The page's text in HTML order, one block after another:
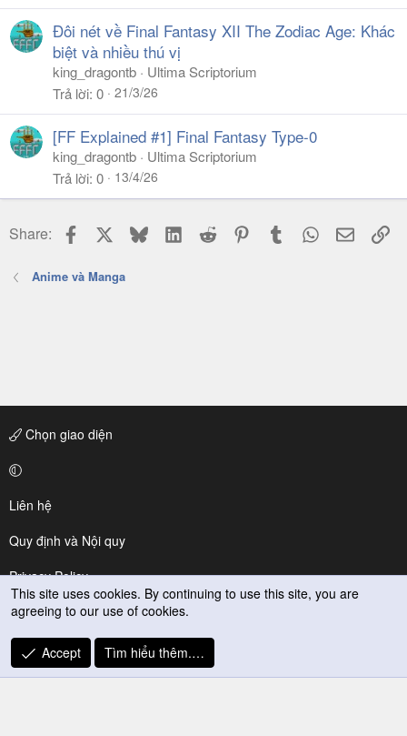
Đôi nét về Final Fantasy XII The Zodiac Age: Khác
biệt và nhiều thú vị
king_dragontb
Ultima Scriptorium
Trả lời 0 21/3/26
[FF Explained #1] Final Fantasy Type-0
king_dragontb
Ultima Scriptorium
Trả lời 0 13/4/26
Share: Facebook BlueskyLinkedIn
Reddit PinterestTumblr WhatsApp
Email
Anime và Manga
Chọn giao diện
Liên hệ
Quy định và Nội quy
Privacy Policy
Trợ giúp
R
S
This site uses cookies. By continuing to use this site, you are
agreeing to our use of cookies.
Accept Tìm hiểu thêm.…